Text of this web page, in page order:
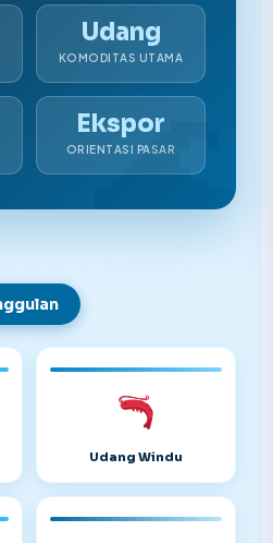
Udang
KOMODITAS UTAMA
Ekspor
ORIENTASI PASAR
Udang Windu